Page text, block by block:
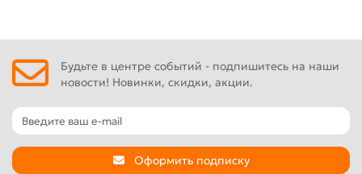
Будьте в центре событий - подпишитесь на наши
новости! Новинки, скидки, акции.
Оформить подписку